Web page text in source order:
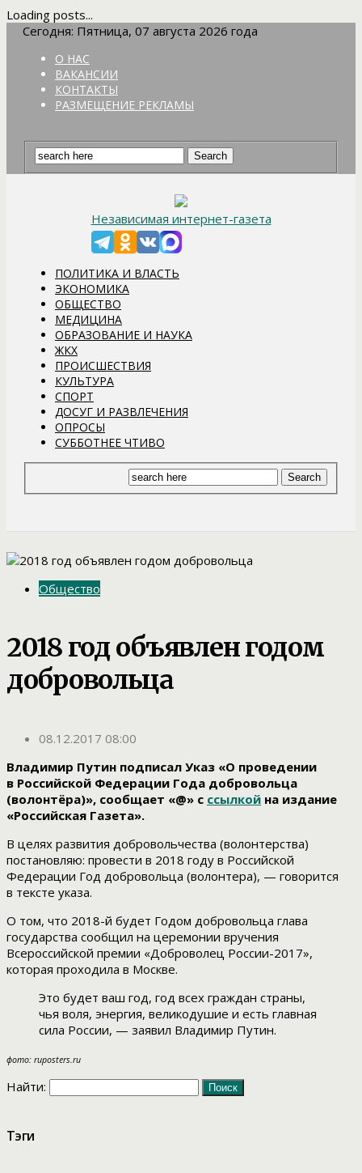
Loading posts...
Сегодня: Пятница, 07 августа 2026 года
О НАС
ВАКАНСИИ
КОНТАКТЫ
РАЗМЕЩЕНИЕ РЕКЛАМЫ
Независимая интернет-газета
ПОЛИТИКА И ВЛАСТЬ
ЭКОНОМИКА
ОБЩЕСТВО
МЕДИЦИНА
ОБРАЗОВАНИЕ И НАУКА
ЖКХ
ПРОИСШЕСТВИЯ
КУЛЬТУРА
СПОРТ
ДОСУГ И РАЗВЛЕЧЕНИЯ
ОПРОСЫ
СУББОТНЕЕ ЧТИВО
Общество
2018 год объявлен годом
добровольца
08.12.2017 08:00
Владимир Путин подписал Указ «О проведении
в Российской Федерации Года добровольца
(волонтёра)», сообщает «@» с ссылкой на издание
«Российская Газета».
В целях развития добровольчества (волонтерства)
постановляю: провести в 2018 году в Российской
Федерации Год добровольца (волонтера), — говорится
в тексте указа.
О том, что 2018-й будет Годом добровольца глава
государства сообщил на церемонии вручения
Всероссийской премии «Доброволец России-2017»,
которая проходила в Москве.
Это будет ваш год, год всех граждан страны,
чья воля, энергия, великодушие и есть главная
сила России, — заявил Владимир Путин.
фото: ruposters.ru
Найти:
Тэги